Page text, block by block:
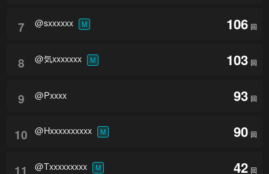
7 @sxxxxxx M 106 回
8 @気xxxxxxx M 103 回
9 @Pxxxx 93 回
10 @Hxxxxxxxxxx M 90 回
11 @Txxxxxxxxx M 42 回